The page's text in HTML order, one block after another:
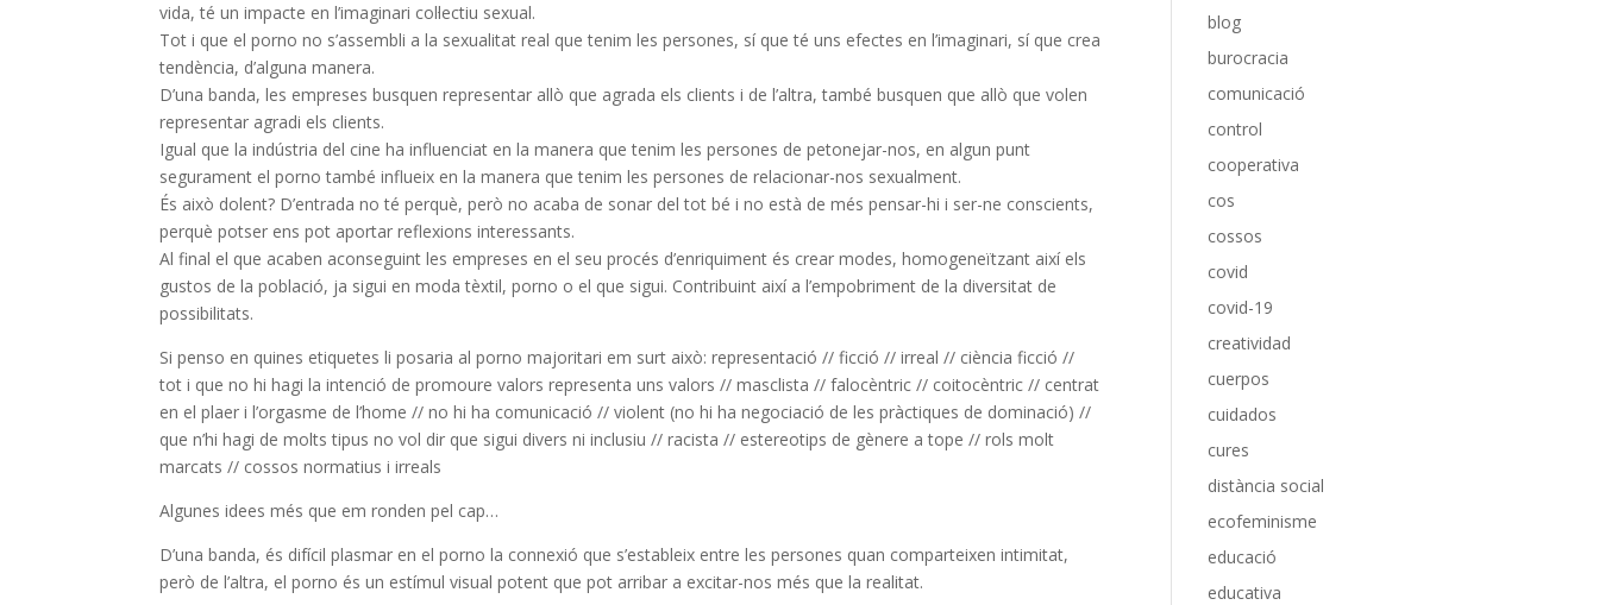
vida, té un impacte en l’imaginari col·lectiu sexual.
Tot i que el porno no s’assembli a la sexualitat real que tenim les persones, sí que té uns efectes en l’imaginari, sí que crea
tendència, d’alguna manera.
D’una banda, les empreses busquen representar allò que agrada els clients i de l’altra, també busquen que allò que volen
representar agradi els clients.
Igual que la indústria del cine ha influenciat en la manera que tenim les persones de petonejar-nos, en algun punt
segurament el porno també influeix en la manera que tenim les persones de relacionar-nos sexualment.
És això dolent? D’entrada no té perquè, però no acaba de sonar del tot bé i no està de més pensar-hi i ser-ne conscients,
perquè potser ens pot aportar reflexions interessants.
Al final el que acaben aconseguint les empreses en el seu procés d’enriquiment és crear modes, homogeneïtzant així els
gustos de la població, ja sigui en moda tèxtil, porno o el que sigui. Contribuint així a l’empobriment de la diversitat de
possibilitats.
Si penso en quines etiquetes li posaria al porno majoritari em surt això: representació // ficció // irreal // ciència ficció //
tot i que no hi hagi la intenció de promoure valors representa uns valors // masclista // falocèntric // coitocèntric // centrat
en el plaer i l’orgasme de l’home // no hi ha comunicació // violent (no hi ha negociació de les pràctiques de dominació) //
que n’hi hagi de molts tipus no vol dir que sigui divers ni inclusiu // racista // estereotips de gènere a tope // rols molt
marcats // cossos normatius i irreals
Algunes idees més que em ronden pel cap…
D’una banda, és difícil plasmar en el porno la connexió que s’estableix entre les persones quan comparteixen intimitat,
però de l’altra, el porno és un estímul visual potent que pot arribar a excitar-nos més que la realitat.
blog
burocracia
comunicació
control
cooperativa
cos
cossos
covid
covid-19
creatividad
cuerpos
cuidados
cures
distància social
ecofeminisme
educació
educativa